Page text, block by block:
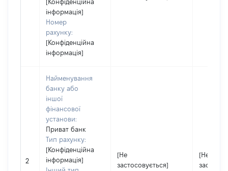
[Конфіденційна
інформація]
Номер
рахунку:
[Конфіденційна
інформація]
2
Найменування
банку або
іншої
фінансової
установи:
Приват банк
Тип рахунку:
[Конфіденційна
інформація]
[Не
застосовується]
[Не